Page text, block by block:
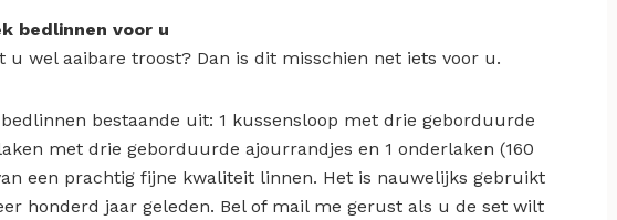
bedlinnen voor u
u wel aaibare troost? Dan is dit misschien net iets voor u.
bestaande uit: 1 kussensloop met drie geborduurde
met drie geborduurde ajourrandjes en 1 onderlaken (160
een prachtig fijne kwaliteit linnen. Het is nauwelijks gebruikt
honderd jaar geleden. Bel of mail me gerust als u de set wilt